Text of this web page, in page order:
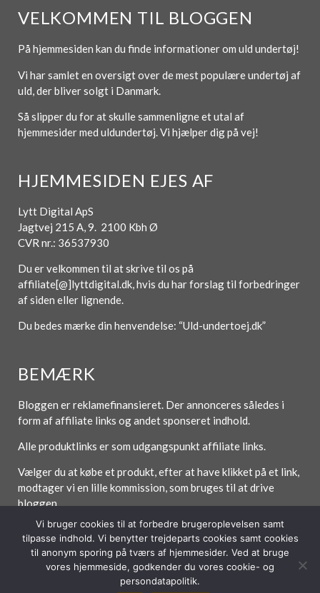
VELKOMMEN TIL BLOGGEN
På hjemmesiden kan du finde informationer om uld undertøj!
Vi har samlet en oversigt over de mest populære undertøj af
uld, der bliver solgt i Danmark.
Så slipper du for at skulle sammenligne et utal af
hjemmesider med uldundertøj. Vi hjælper dig på vej!
HJEMMESIDEN EJES AF
Lytt Digital ApS
Jagtvej 215 A, 9. 2100 Kbh Ø
CVR nr.: 36537930
Du er velkommen til at skrive til os på
affiliate[@]lyttdigital.dk, hvis du har forslag til forbedringer
af siden eller lignende.
Du bedes mærke din henvendelse: “Uld-undertoej.dk”
BEMÆRK
Bloggen er reklamefinansieret. Der annonceres således i
form af affiliate links og andet sponseret indhold.
Alle produktlinks er som udgangspunkt affiliate links.
Vælger du at købe et produkt, efter at have klikket på et link,
modtager vi en lille kommission, som bruges til at drive
bloggen.
Forside Om / Kontakt Betingelser
Vi bruger cookies til at forbedre brugeroplevelsen samt
tilpasse indhold. Vi benytter trejdeparts cookies samt cookies
til anonym sporing på tværs af hjemmesider. Ved at bruge
vores hjemmeside, godkender du vores cookie- og
persondatapolitik.